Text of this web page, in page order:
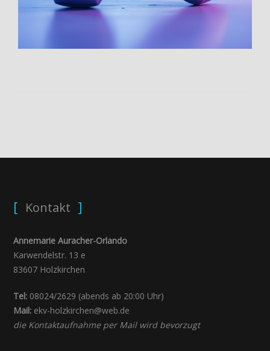
Kontakt
Annemarie Auracher-Orlando
Karwendelstr. 13 e
83607 Holzkirchen
Tel:08024/2629 (abends ab 20:00 Uhr)
Mail:ekv-holzkirchen@web.de
die Kontaktaufnahme per Mail wird bevorzugt